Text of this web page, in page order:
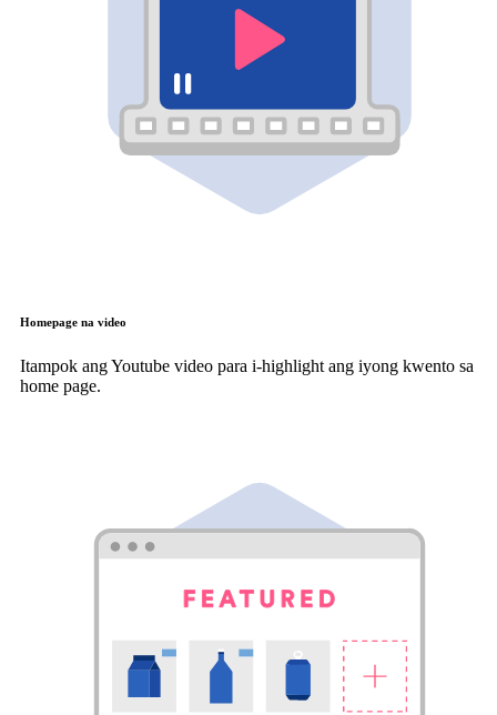
Homepage na video
Itampok ang Youtube video para i-highlight ang iyong kwento sa
home page.